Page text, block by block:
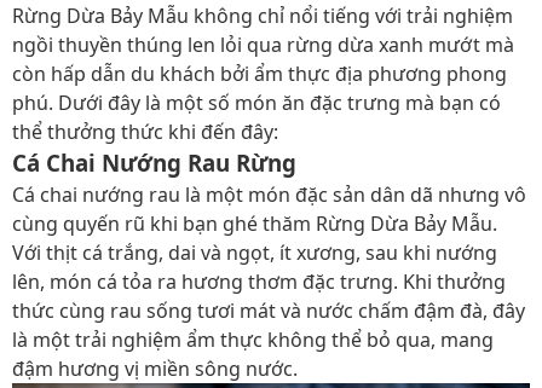
Rừng Dừa Bảy Mẫu không chỉ nổi tiếng với trải nghiệm
ngồi thuyền thúng len lỏi qua rừng dừa xanh mướt mà
còn hấp dẫn du khách bởi ẩm thực địa phương phong
phú. Dưới đây là một số món ăn đặc trưng mà bạn có
thể thưởng thức khi đến đây:
Cá Chai Nướng Rau Rừng
Cá chai nướng rau là một món đặc sản dân dã nhưng vô
cùng quyến rũ khi bạn ghé thăm Rừng Dừa Bảy Mẫu.
Với thịt cá trắng, dai và ngọt, ít xương, sau khi nướng
lên, món cá tỏa ra hương thơm đặc trưng. Khi thưởng
thức cùng rau sống tươi mát và nước chấm đậm đà, đây
là một trải nghiệm ẩm thực không thể bỏ qua, mang
đậm hương vị miền sông nước.